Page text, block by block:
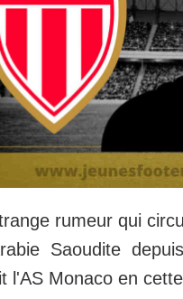
rumeur qui
Saoudite
l'AS Monaco en